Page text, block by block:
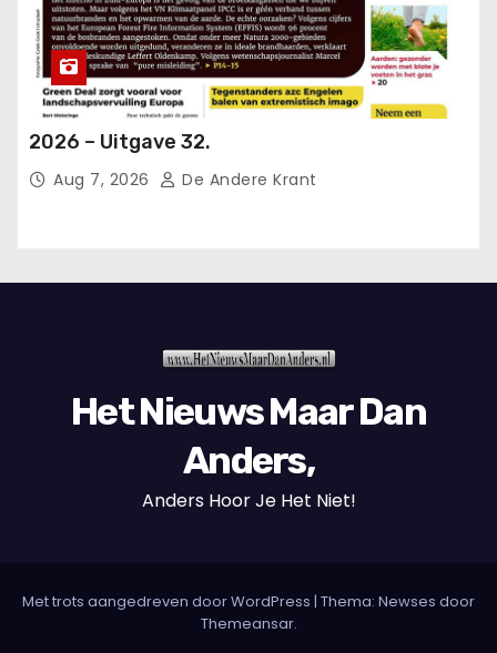
2026 – Uitgave 32.
Aug 7, 2026 De Andere Krant
Het Nieuws Maar Dan
Anders,
Anders Hoor Je Het Niet!
Met trots aangedreven door WordPress | Thema: Newses door
Themeansar.